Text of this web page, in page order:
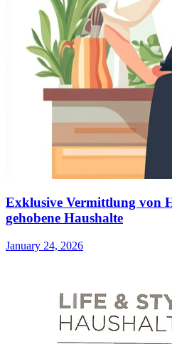
Exklusive Vermittlung von
gehobene Haushalte
January 24, 2026